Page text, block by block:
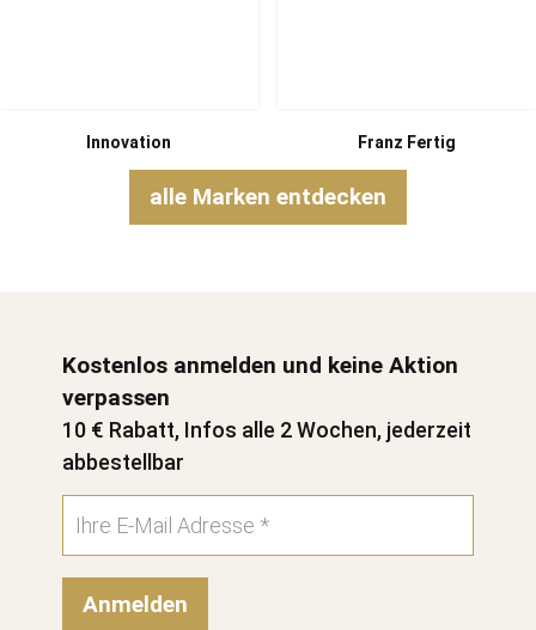
Innovation Franz Fertig
alle Marken entdecken
Kostenlos anmelden und keine Aktion
verpassen
10 € Rabatt, Infos alle 2 Wochen, jederzeit
abbestellbar
Anmelden